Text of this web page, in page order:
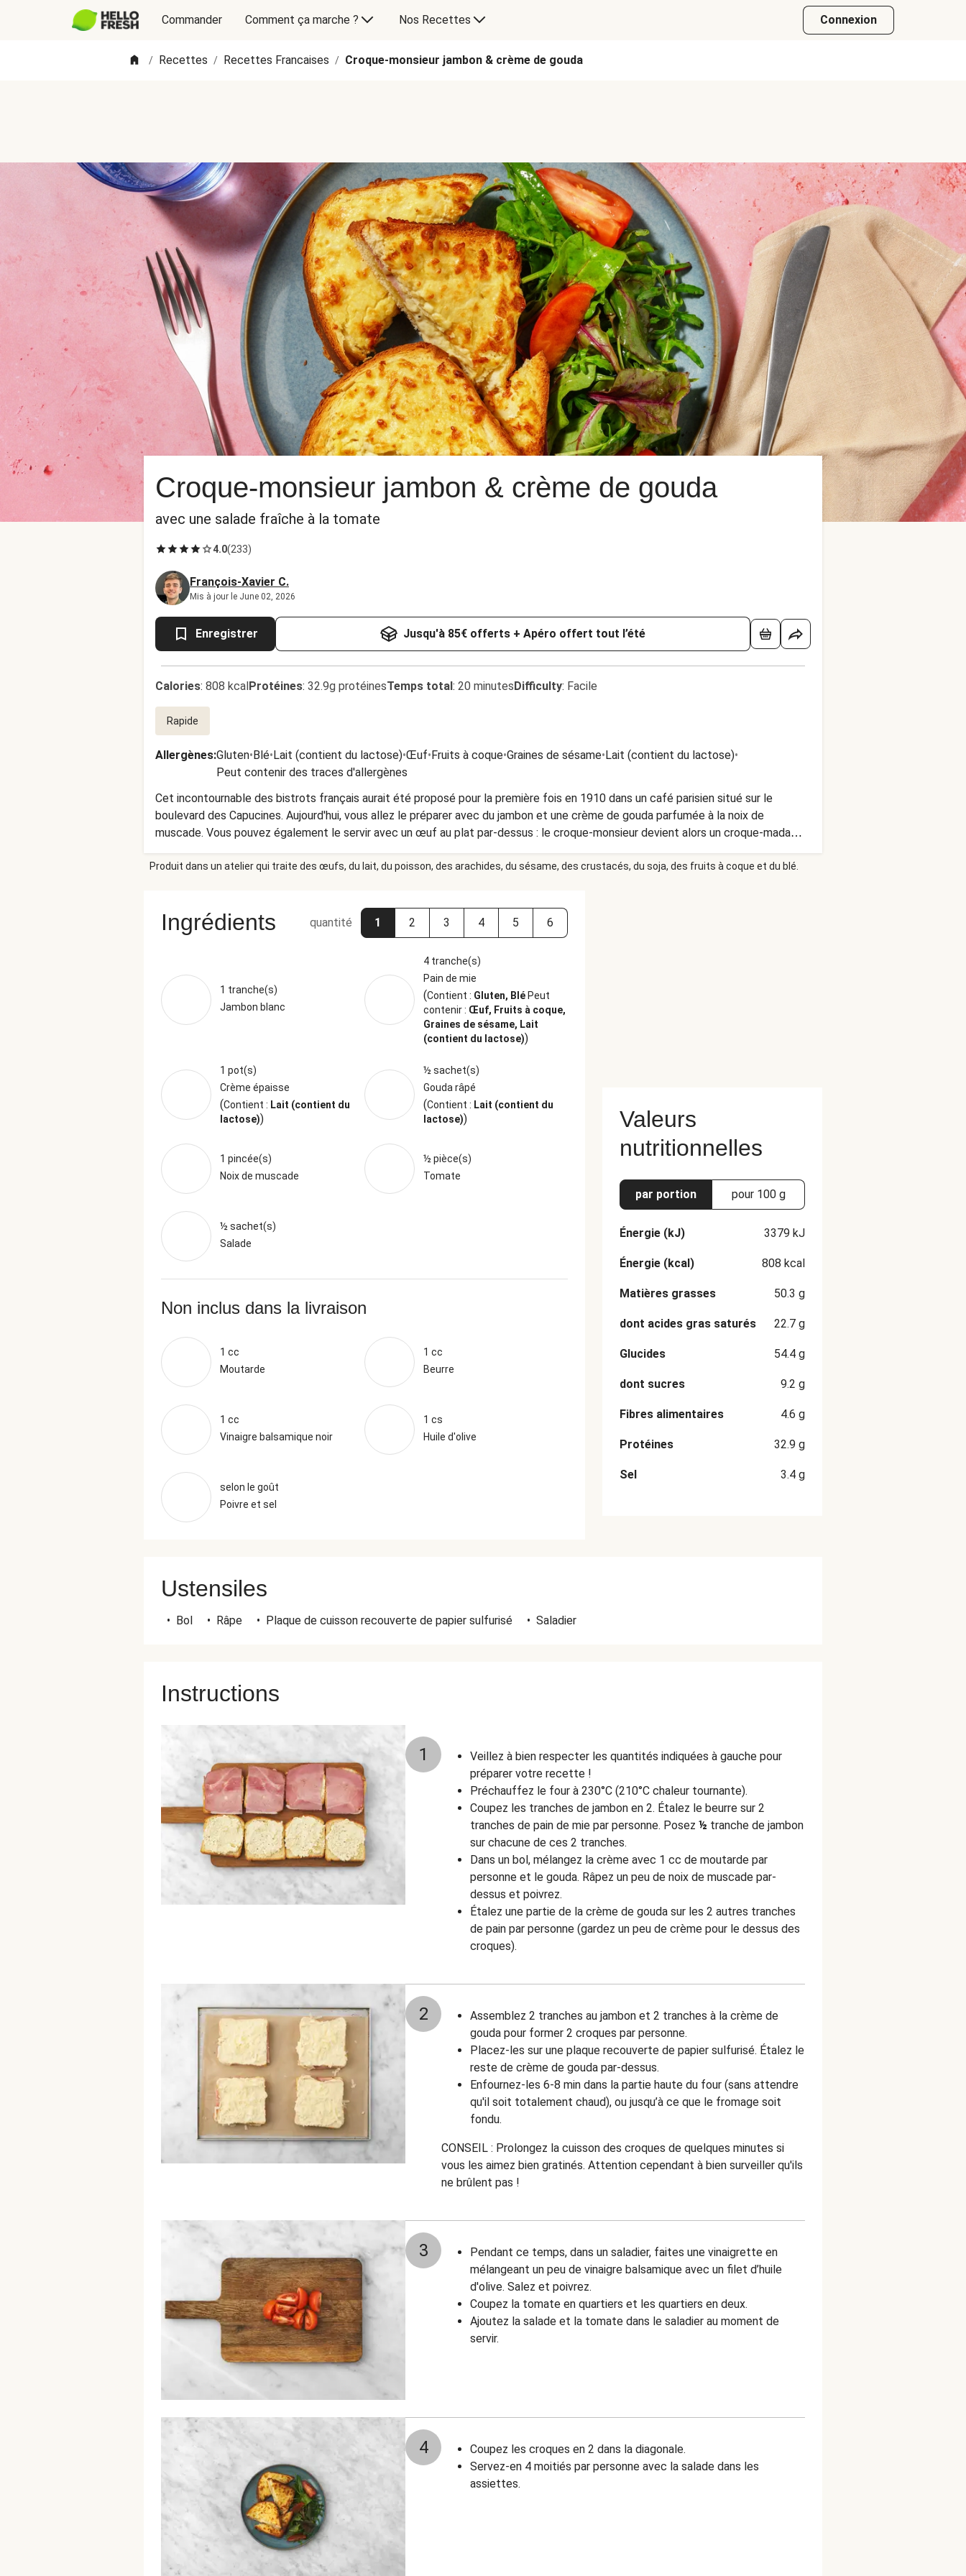
Commander Comment ça marche ? Nos Recettes Connexion
/ Recettes / Recettes Francaises / Croque-monsieur jambon & crème de gouda
Croque-monsieur jambon & crème de gouda
avec une salade fraîche à la tomate
4.0(233)
François-Xavier C.
Mis à jour le June 02, 2026
Enregistrer Jusqu'à 85€ offerts + Apéro offert tout l’été
Calories: 808 kcalProtéines: 32.9g protéinesTemps total: 20 minutesDifficulty: Facile
Rapide
Allergènes:Gluten•Blé•Lait (contient du lactose)•Œuf•Fruits à coque•Graines de sésame•Lait (contient du lactose)•
Peut contenir des traces d'allergènes
Cet incontournable des bistrots français aurait été proposé pour la première fois en 1910 dans un café parisien situé sur le
boulevard des Capucines. Aujourd'hui, vous allez le préparer avec du jambon et une crème de gouda parfumée à la noix de
muscade. Vous pouvez également le servir avec un œuf au plat par-dessus : le croque-monsieur devient alors un croque-madame
!
Produit dans un atelier qui traite des œufs, du lait, du poisson, des arachides, du sésame, des crustacés, du soja, des fruits à coque et du blé.
Ingrédients quantité 1 2 3 4 5 6
1 tranche(s)
Jambon blanc
4 tranche(s)
Pain de mie
(Contient : Gluten, Blé Peut
contenir : Œuf, Fruits à coque,
Graines de sésame, Lait
(contient du lactose))
1 pot(s)
Crème épaisse
(Contient : Lait (contient du
lactose))
½ sachet(s)
Gouda râpé
(Contient : Lait (contient du
lactose))
1 pincée(s)
Noix de muscade
½ pièce(s)
Tomate
½ sachet(s)
Salade
Non inclus dans la livraison
1 cc
Moutarde
1 cc
Beurre
1 cc
Vinaigre balsamique noir
1 cs
Huile d'olive
selon le goût
Poivre et sel
Valeurs
nutritionnelles
par portion pour 100 g
Énergie (kJ) 3379 kJ
Énergie (kcal) 808 kcal
Matières grasses 50.3 g
dont acides gras saturés 22.7 g
Glucides 54.4 g
dont sucres 9.2 g
Fibres alimentaires 4.6 g
Protéines 32.9 g
Sel 3.4 g
Ustensiles
• Bol • Râpe • Plaque de cuisson recouverte de papier sulfurisé • Saladier
Instructions
1
Veillez à bien respecter les quantités indiquées à gauche pour
préparer votre recette !
Préchauffez le four à 230°C (210°C chaleur tournante).
Coupez les tranches de jambon en 2. Étalez le beurre sur 2
tranches de pain de mie par personne. Posez ½ tranche de jambon
sur chacune de ces 2 tranches.
Dans un bol, mélangez la crème avec 1 cc de moutarde par
personne et le gouda. Râpez un peu de noix de muscade par-
dessus et poivrez.
Étalez une partie de la crème de gouda sur les 2 autres tranches
de pain par personne (gardez un peu de crème pour le dessus des
croques).
2
Assemblez 2 tranches au jambon et 2 tranches à la crème de
gouda pour former 2 croques par personne.
Placez-les sur une plaque recouverte de papier sulfurisé. Étalez le
reste de crème de gouda par-dessus.
Enfournez-les 6-8 min dans la partie haute du four (sans attendre
qu'il soit totalement chaud), ou jusqu’à ce que le fromage soit
fondu.
CONSEIL : Prolongez la cuisson des croques de quelques minutes si
vous les aimez bien gratinés. Attention cependant à bien surveiller qu'ils
ne brûlent pas !
3
Pendant ce temps, dans un saladier, faites une vinaigrette en
mélangeant un peu de vinaigre balsamique avec un filet d’huile
d'olive. Salez et poivrez.
Coupez la tomate en quartiers et les quartiers en deux.
Ajoutez la salade et la tomate dans le saladier au moment de
servir.
4
Coupez les croques en 2 dans la diagonale.
Servez-en 4 moitiés par personne avec la salade dans les
assiettes.